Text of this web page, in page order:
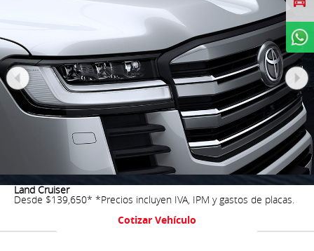
Land Cruiser
Desde $139,650* *Precios incluyen IVA, IPM y gastos de placas.
Cotizar Vehículo
WhatsApp